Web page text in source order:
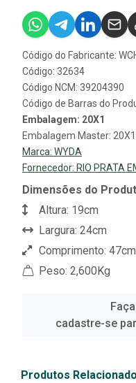
Código do Fabricante:
Código: 32634
Código NCM: 39204390
Código de Barras do
Embalagem: 20X1
Embalagem Master: 20X1
Marca: WYDA
Fornecedor: RIO PRATA
Dimensões do
Altura: 19cm
Largura: 24cm
Comprimento: 47cm
Peso: 2,600Kg
cadastre-se
Produtos